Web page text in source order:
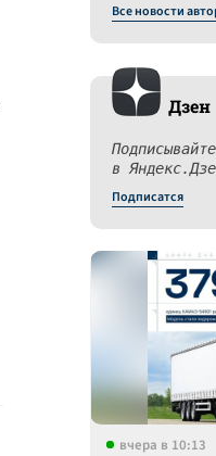
Все новости
Дзен
в
Подписатся
вчера в 10:13